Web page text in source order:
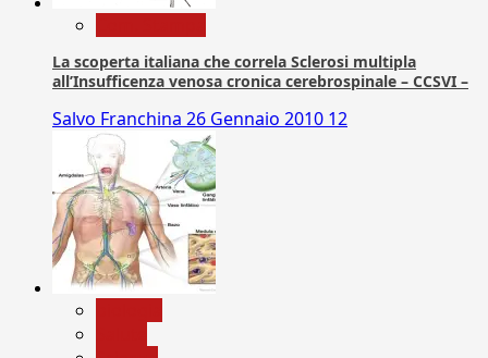
La scoperta italiana che correla Sclerosi multipla
all’Insufficenza venosa cronica cerebrospinale – CCSVI –
Salvo Franchina 26 Gennaio 2010 12